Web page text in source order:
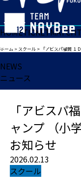
HOMETICKETMATCH
ホーム > スクール > 「アビスパ福岡
NEWS
ニュース
「アビスパ
ャンプ （小
お知らせ
2026.02.13
スクール